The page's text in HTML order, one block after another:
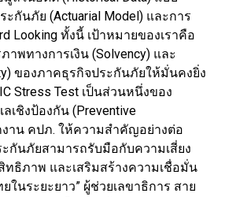
กันภัย (Actuarial Model) และการ
Looking ทั้งนี้ เป้าหมายของเราคือ
าพทางการเงิน (Solvency) และ
ของภาคธุรกิจประกันภัยให้มั่นคงยิ่ง
Stress Test เป็นส่วนหนึ่งของ
เชิงป้องกัน (Preventive
งาน คปภ. ให้ความสำคัญอย่างต่อ
ะกันภัยสามารถรับมือกับความเสี่ยง
ทธิภาพ และเสริมสร้างความเชื่อมั่น
ในระยะยาว” ผู้ช่วยเลขาธิการ สาย